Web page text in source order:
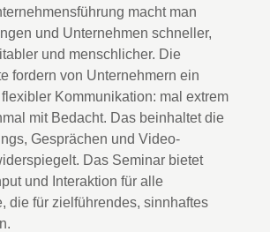
macht man
und Unternehmen schneller,
und menschlicher. Die
fordern von Unternehmern ein
Kommunikation: mal extrem
mit Bedacht. Das beinhaltet die
Gesprächen und Video-
Das Seminar bietet
und Interaktion für alle
die für zielführendes, sinnhaftes